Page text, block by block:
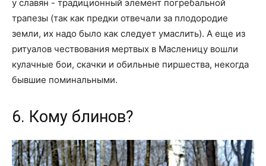
у славян - традиционный элемент погребальной
трапезы (так как предки отвечали за плодородие
земли, их надо было как следует умаслить). А еще из
ритуалов чествования мертвых в Масленицу вошли
кулачные бои, скачки и обильные пиршества, некогда
бывшие поминальными.
6. Кому блинов?